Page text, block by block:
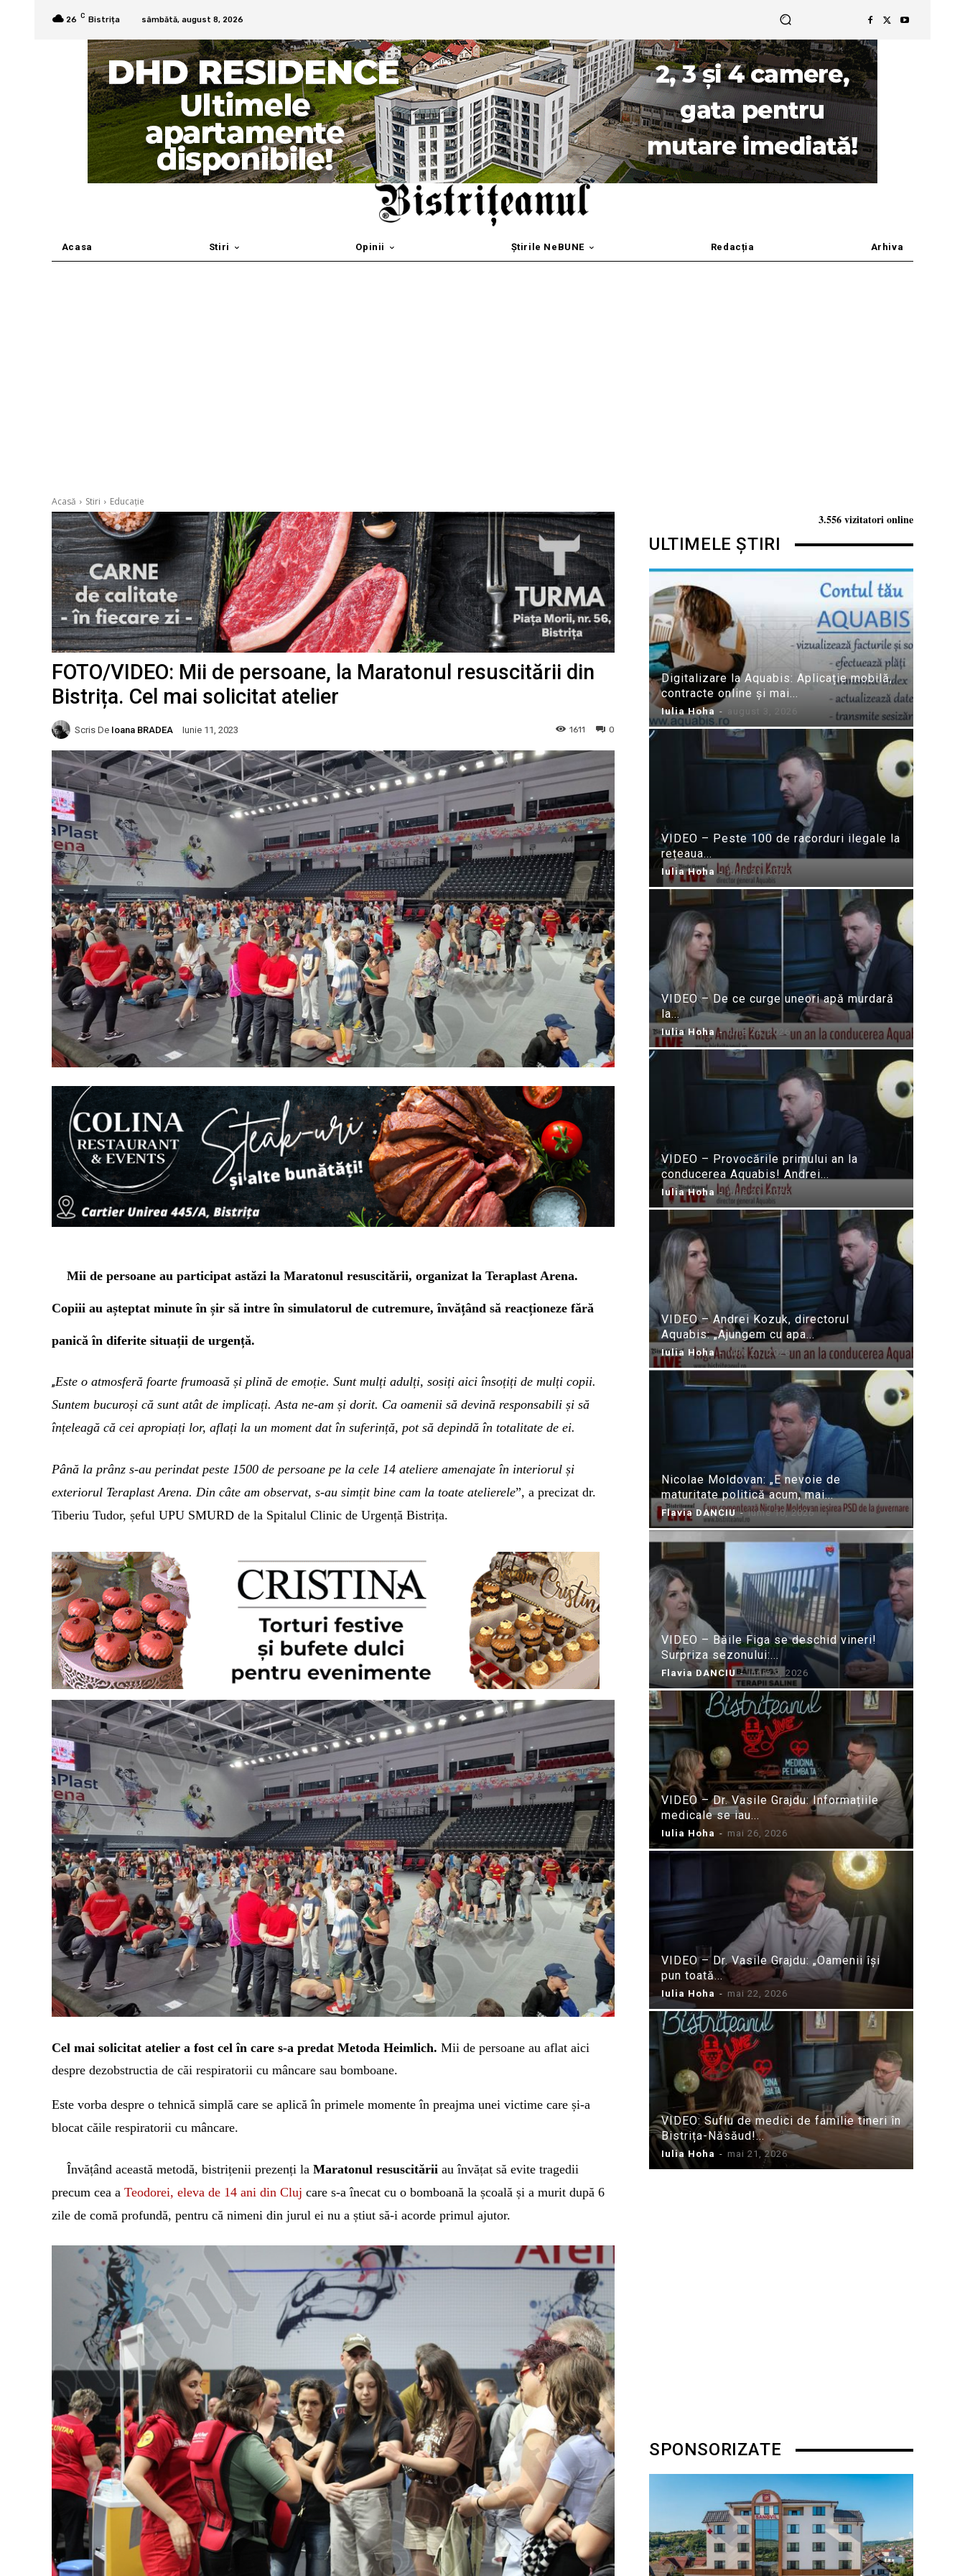
26 C Bistrița sâmbătă, august 8, 2026
Acasa Stiri Opinii Știrile NeBUNE Redacția Arhiva
Acasă Stiri Educație
FOTO/VIDEO: Mii de persoane, la Maratonul resuscitării din
Bistrița. Cel mai solicitat atelier
Scris De Ioana BRADEA Iunie 11, 2023 0
1611
Mii de persoane au participat astăzi la Maratonul resuscitării, organizat la Teraplast Arena.
Copiii au așteptat minute în șir să intre în simulatorul de cutremure, învățând să reacționeze fără
panică în diferite situații de urgență.
„Este o atmosferă foarte frumoasă și plină de emoție. Sunt mulți adulți, sosiți aici însoțiți de mulți copii.
Suntem bucuroși că sunt atât de implicați. Asta ne-am și dorit. Ca oamenii să devină responsabili și să
înțeleagă că cei apropiați lor, aflați la un moment dat în suferință, pot să depindă în totalitate de ei.
Până la prânz s-au perindat peste 1500 de persoane pe la cele 14 ateliere amenajate în interiorul și
exteriorul Teraplast Arena. Din câte am observat, s-au simțit bine cam la toate atelierele”, a precizat dr.
Tiberiu Tudor, șeful UPU SMURD de la Spitalul Clinic de Urgență Bistrița.
Cel mai solicitat atelier a fost cel în care s-a predat Metoda Heimlich. Mii de persoane au aflat aici
despre dezobstructia de căi respiratorii cu mâncare sau bomboane.
Este vorba despre o tehnică simplă care se aplică în primele momente în preajma unei victime care și-a
blocat căile respiratorii cu mâncare.
Învățând această metodă, bistrițenii prezenți la Maratonul resuscitării au învățat să evite tragedii
precum cea a Teodorei, eleva de 14 ani din Cluj care s-a înecat cu o bomboană la școală și a murit după 6
zile de comă profundă, pentru că nimeni din jurul ei nu a știut să-i acorde primul ajutor.
3.556 vizitatori online
ULTIMELE ȘTIRI
Digitalizare la Aquabis: Aplicație mobilă,
contracte online și mai...
Iulia Hoha - august 3, 2026
VIDEO – Peste 100 de racorduri ilegale la
rețeaua...
Iulia Hoha - iulie 31, 2026
VIDEO – De ce curge uneori apă murdară
la...
Iulia Hoha - iulie 24, 2026
VIDEO – Provocările primului an la
conducerea Aquabis! Andrei...
Iulia Hoha - iulie 21, 2026
VIDEO – Andrei Kozuk, directorul
Aquabis: „Ajungem cu apa...
Iulia Hoha - iulie 21, 2026
Nicolae Moldovan: „E nevoie de
maturitate politică acum, mai...
Flavia DANCIU - iunie 10, 2026
VIDEO – Băile Figa se deschid vineri!
Surpriza sezonului:...
Flavia DANCIU - iunie 9, 2026
VIDEO – Dr. Vasile Grajdu: Informațiile
medicale se iau...
Iulia Hoha - mai 26, 2026
VIDEO – Dr. Vasile Grajdu: „Oamenii își
pun toată...
Iulia Hoha - mai 22, 2026
VIDEO: Suflu de medici de familie tineri în
Bistrița-Năsăud!...
Iulia Hoha - mai 21, 2026
SPONSORIZATE